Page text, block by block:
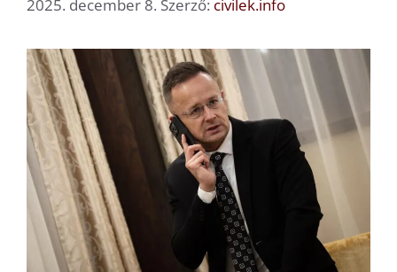
2025. december 8. Szerző: civilek.info